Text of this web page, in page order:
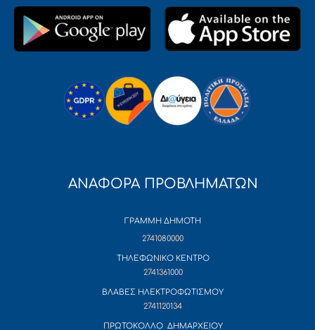
ΑΝΑΦΟΡΑ ΠΡΟΒΛΗΜΑΤΩΝ
ΓΡΑΜΜΗ ΔΗΜΟΤΗ
2741080000
ΤΗΛΕΦΩΝΙΚΟ ΚΕΝΤΡΟ
2741361000
ΒΛΑΒΕΣ ΗΛΕΚΤΡΟΦΩΤΙΣΜΟΥ
2741120134
ΠΡΩΤΟΚΟΛΛΟ ΔΗΜΑΡΧΕΙΟΥ